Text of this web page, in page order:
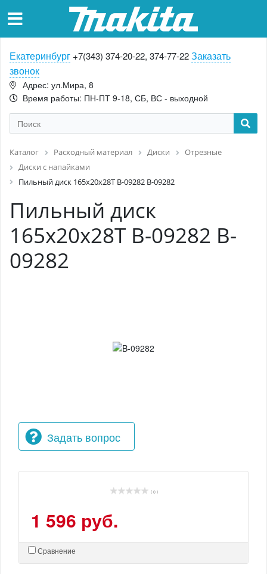
Екатеринбург +7(343) 374-20-22, 374-77-22Заказать
звонок
Адрес: ул.Мира, 8
Время работы: ПН-ПТ 9-18, СБ, ВС - выходной
Каталог Расходный материал Диски
Отрезные
Диски с напайками
Пильный диск 165х20х28T B-09282 B-09282
Пильный диск
165х20х28T B-09282 B-
09282
Задать вопрос
( 0 )
1 596 руб.
Сравнение